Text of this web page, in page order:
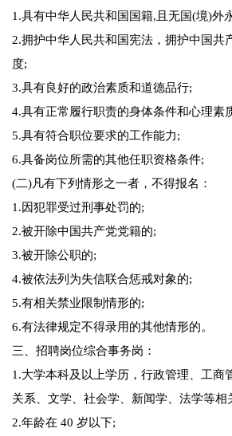
1.具有中华人民共和国国籍,且无国(境)外
2.拥护中华人民共和国宪法，拥护中国共
度;
3.具有良好的政治素质和道德品行;
4.具有正常履行职责的身体条件和心理素
5.具有符合职位要求的工作能力;
6.具备岗位所需的其他任职资格条件;
(二)凡有下列情形之一者，不得报名：
1.因犯罪受过刑事处罚的;
2.被开除中国共产党党籍的;
3.被开除公职的;
4.被依法列为失信联合惩戒对象的;
5.有相关禁业限制情形的;
6.有法律规定不得录用的其他情形的。
三、招聘岗位综合事务岗：
1.大学本科及以上学历，行政管理、工商
关系、文学、社会学、新闻学、法学等相
2.年龄在 40 岁以下;